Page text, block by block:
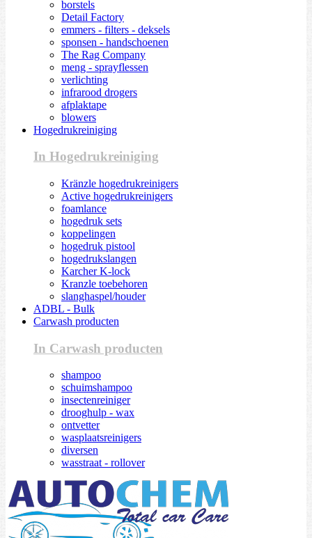
borstels
Detail Factory
emmers - filters - deksels
sponsen - handschoenen
The Rag Company
meng - sprayflessen
verlichting
infrarood drogers
afplaktape
blowers
Hogedrukreiniging
In Hogedrukreiniging
Kränzle hogedrukreinigers
Active hogedrukreinigers
foamlance
hogedruk sets
koppelingen
hogedruk pistool
hogedrukslangen
Karcher K-lock
Kranzle toebehoren
slanghaspel/houder
ADBL - Bulk
Carwash producten
In Carwash producten
shampoo
schuimshampoo
insectenreiniger
drooghulp - wax
ontvetter
wasplaatsreinigers
diversen
wasstraat - rollover